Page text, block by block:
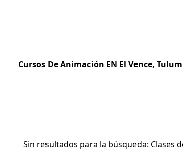
Cursos De Animación EN El Vence,
Sin resultados para la búsqueda: Clases